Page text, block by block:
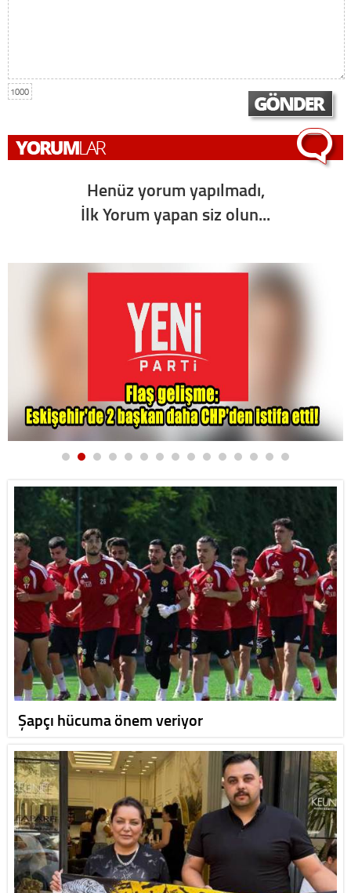
1000
Henüz yorum yapılmadı,
İlk Yorum yapan siz olun...
Şapçı hücuma önem veriyor